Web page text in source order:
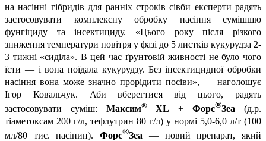
на насінні гібридів для ранніх строків сівби експерти радять
застосовувати комплексну обробку насіння сумішшю
фунгіциду та інсектициду. «Цього року після різкого
зниження температури повітря у фазі до 5 листків кукурудза 2-
3 тижні «сиділа». В цей час ґрунтовій живності не було чого
їсти — і вона поїдала кукурудзу. Без інсектицидної обробки
насіння вона може значно прорідити посіви», — наголошує
Ігор Ковальчук. Аби вберегтися від цього, радять
застосовувати суміш: Максим® XL + Форс®Зеа (д.р.
тіаметоксам 200 г/л, тефлутрин 80 г/л) у нормі 5,0-6,0 л/т (100
мл/80 тис. насінин).Форс®Зеа — новий препарат, який